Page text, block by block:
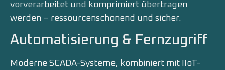
vorverarbeitet und komprimiert übertragen
werden – ressourcenschonend und sicher.
Automatisierung & Fernzugriff
Moderne SCADA-Systeme, kombiniert mit IIoT-